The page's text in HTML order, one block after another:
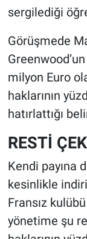
sergilediği
Görüşmede
milyon Euro
haklarının
hatırlattığı
RESTİ
Kendi payına
kesinlikle
Fransız
yönetime şu